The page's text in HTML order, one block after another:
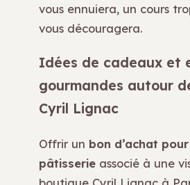
vous ennuiera, un cours
vous découragera.
Idées de cadeaux et
gourmandes autour
Cyril Lignac
Offrir un bon d’achat
pâtisserie associé à une